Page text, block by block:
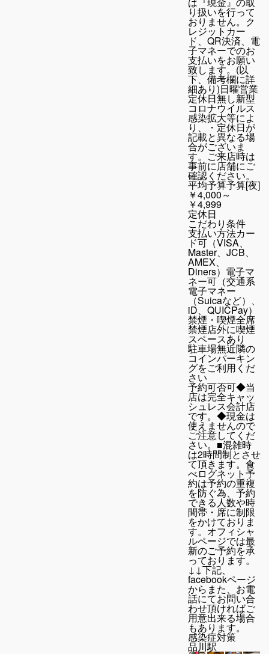
り扱いを行って
おりません。ク
レジットカー
ド、QR決済、電
子マネーでのお
支払いをお願い
致します。(以
下、備考欄に詳
細あり)日曜営業
定休日無し新型
コロナウイルス
感染拡大等によ
り、・定休日が
記載と異なる場
合がございま
す。ご来店時は
事前に店舗にご
確認ください。
平均予算予算[夜]
￥4,000～
￥4,999
定休日
こだわり条件
支払い方法カー
ド可（VISA、
Master、JCB、
AMEX、
Diners）電子マ
ネー可（交通系
電子マネー
（Suicaなど）、
iD、QUICPay）
禁煙・喫煙全席
禁煙店外に喫煙
スペースあり
駐車場無近隣の
コインパーキン
グをご利用くだ
さい
予約可否可◆当
店は完全キャッ
シュレス会計店
です。◆現金は
使えませんので
ご注意してくだ
さい。■混雑時
は2時間制とさせ
て頂きます。食
べログネット予
約は予約の重複
を防ぐ為、予約
できる人数や時
間帯・席に制限
をかけておりま
す。オフィシャ
ルページでは最
新のご予約を承
っております。
↓↓下記、
facebookページ
からまた、お電
話にてお問い合
わせ頂ければご
用意出来る場合
もあります。
感染症対策
品川駅